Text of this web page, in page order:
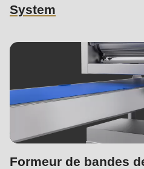
System
Formeur de bandes